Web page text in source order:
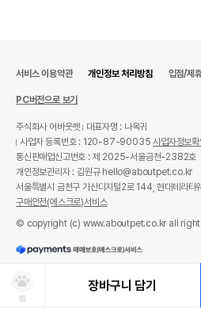
찜
장바구니 담기
서비스 이용약관 개인정보 처리방침 입점/제
PC버전으로 보기
주식회사 어바웃펫
대표자명 : 나옥귀
사업자 등록번호 : 120-87-90035사업자정보확
통신판매업신고번호 : 제 2025-서울금천-2382호
개인정보관리자 : 김원규 hello@aboutpet.co.kr
서울특별시 금천구 가산디지털2로 144, 현대테라
구매안전(에스크로)서비스
© copyright (c) www.aboutpet.co.kr all